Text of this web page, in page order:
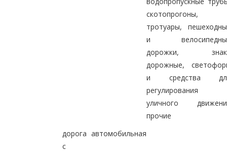
скотопрогоны,
тротуары,
и
дорожки,
дорожные,
и средства
регулирования
уличного
прочие
дорога автомобильная
с